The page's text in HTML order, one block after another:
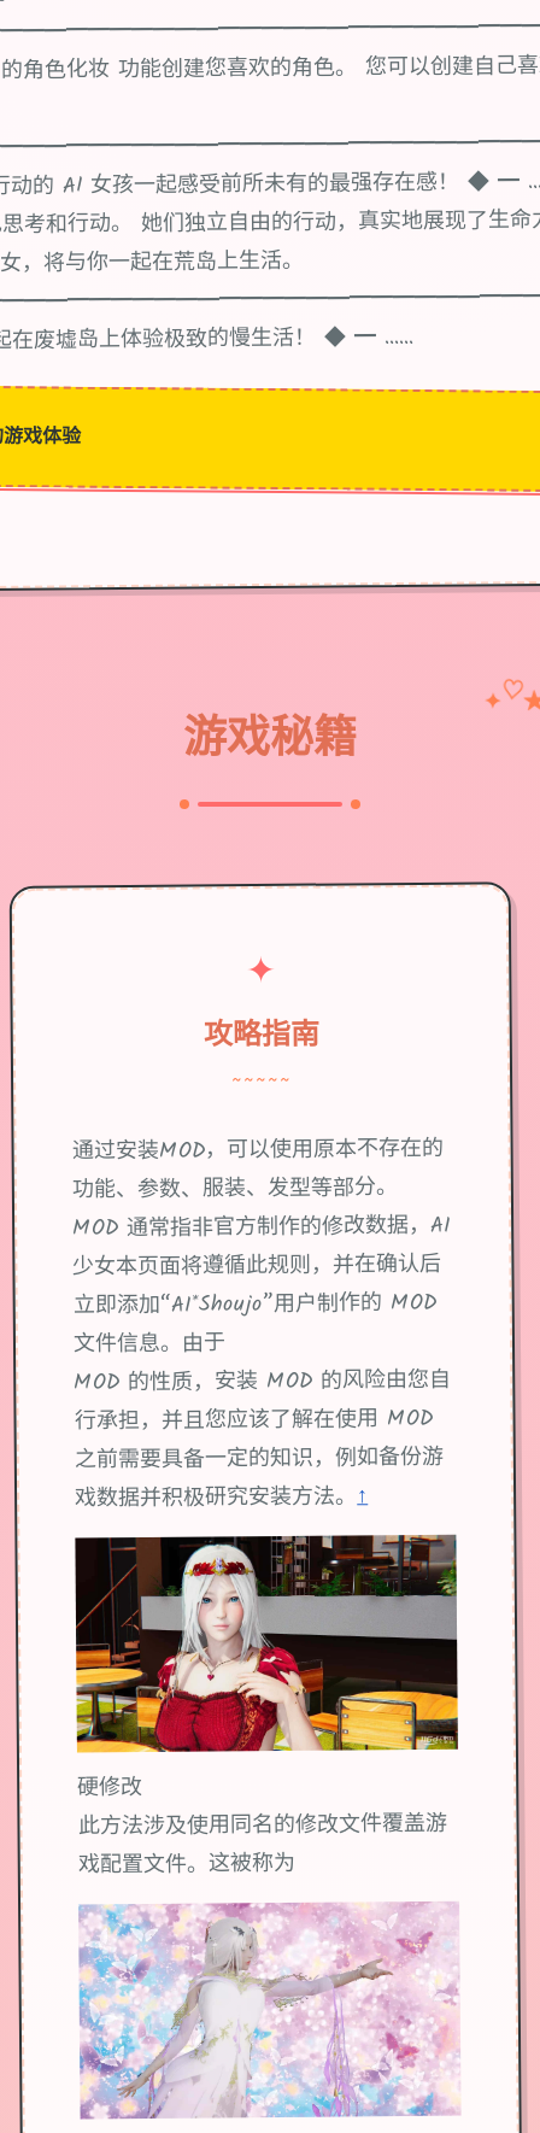
角色化妆 功能创建您喜欢的角色。 您可以创建自己
的 AI 女孩一起感受前所未有的最强存在感！ ◆ ━
考和行动。 她们独立自由的行动，真实地展现了生
，将与你一起在荒岛上生活。
废墟岛上体验极致的慢生活！ ◆ ━ ......
戏体验
游戏秘籍
✦♡
✦
攻略指南
~~~~~
通过安装MOD，可以使用原本不存在的
功能、参数、服装、发型等部分。
MOD 通常指非官方制作的修改数据，AI
少女本页面将遵循此规则，并在确认后
立即添加“AI*Shoujo”用户制作的 MOD
文件信息。由于
MOD 的性质，安装 MOD 的风险由您自
行承担，并且您应该了解在使用 MOD
之前需要具备一定的知识，例如备份游
戏数据并积极研究安装方法。↑
硬修改
此方法涉及使用同名的修改文件覆盖游
戏配置文件。这被称为